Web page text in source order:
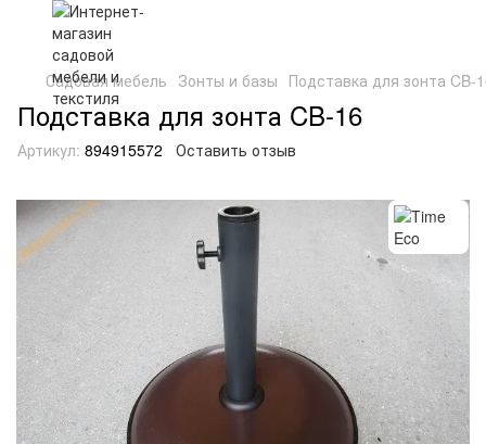
Садовая мебель Зонты и базы Подставка для зонта CB-
Подставка для зонта CB-16
Артикул: 894915572 Оставить отзыв